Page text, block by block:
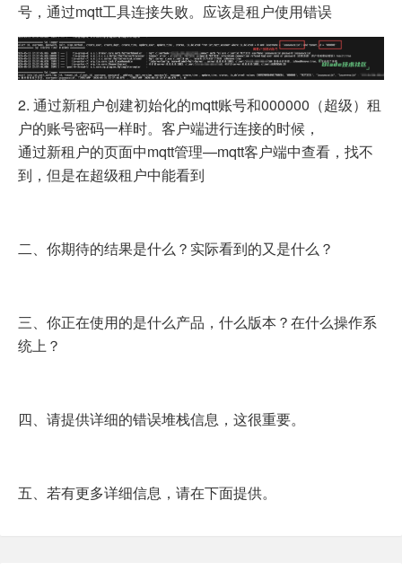
号，通过mqtt工具连接失败。应该是租户使用错误
2. 通过新租户创建初始化的mqtt账号和000000（超级）租
户的账号密码一样时。客户端进行连接的时候，
通过新租户的页面中mqtt管理—mqtt客户端中查看，找不
到，但是在超级租户中能看到
二、你期待的结果是什么？实际看到的又是什么？
三、你正在使用的是什么产品，什么版本？在什么操作系
统上？
四、请提供详细的错误堆栈信息，这很重要。
五、若有更多详细信息，请在下面提供。